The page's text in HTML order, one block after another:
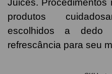
Juices. Procedimentos
produtos
escolhidos a
refrescância para seu